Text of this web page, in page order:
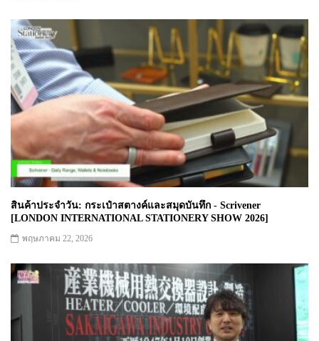
สินค้าประจำวัน: กระเป๋าสตางค์และสมุดบันทึก - Scrivener
[LONDON INTERNATIONAL STATIONERY SHOW 2026]
พฤษภาคม 22, 2026